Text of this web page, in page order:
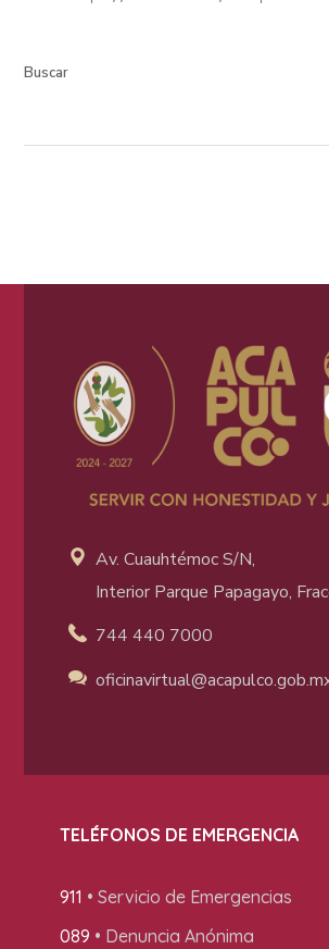
Buscar
Av. Cuauhtémoc S/N,
Interior Parque Papagayo,
744 440 7000
oficinavirtual@acapulco
TELÉFONOS DE EMERGENCIA
911 • Servicio de Emergencias
089 • Denuncia Anónima